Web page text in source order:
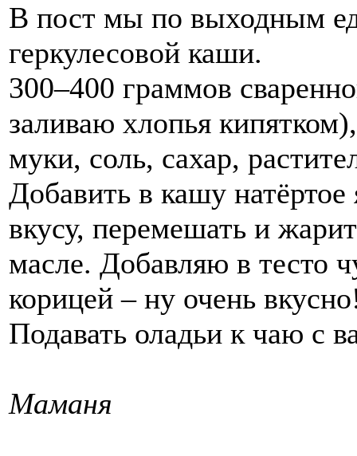
В пост мы по выходным
геркулесовой каши.
300–400 граммов
заливаю хлопья
муки, соль, сахар,
Добавить в кашу натёртое
вкусу, перемешать и
масле. Добавляю в тесто
корицей – ну очень
Подавать оладьи к чаю с
Маманя